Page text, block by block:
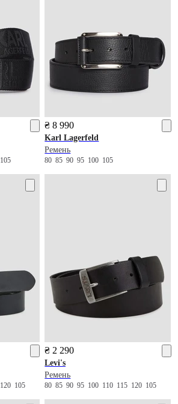
105
₴ 8 990
Karl Lagerfeld
Ремень
80859095 100 105
120 105
₴ 2 290
Levi's
Ремень
80859095 100 110 115 120 105